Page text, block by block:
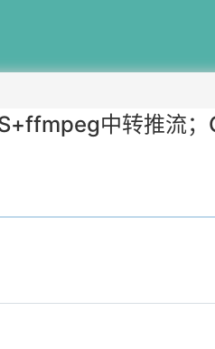
中转推流